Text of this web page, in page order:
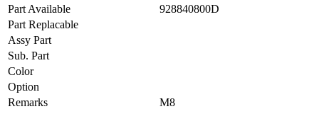
Part Available
928840800D
Part Replacable
Assy Part
Sub. Part
Color
Option
Remarks
M8